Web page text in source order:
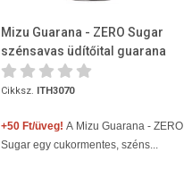
Mizu Guarana - ZERO Sugar
szénsavas üdítőital guarana
kivonattal 250ml
Cikksz. ITH3070
+50 Ft/üveg!A Mizu Guarana - ZERO
Sugar egy cukormentes, széns...